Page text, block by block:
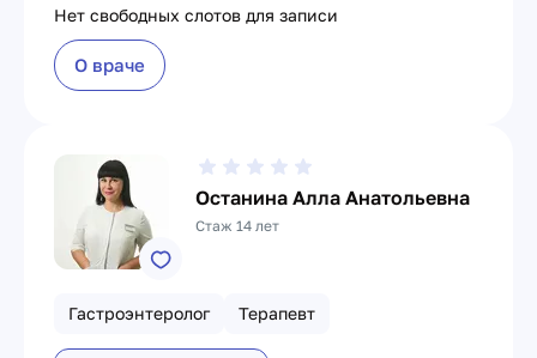
Нет свободных слотов для записи
О враче
Останина Алла Анатольевна
Стаж 14 лет
Гастроэнтеролог Терапевт